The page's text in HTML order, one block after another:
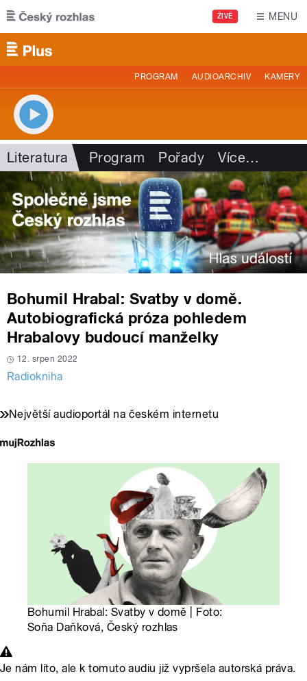
Přejít k hlavnímu obsahu
ŽIVĚ MENU
PROGRAM AUDIOARCHIV KAMERY
Literatura Program Pořady Více…
Bohumil Hrabal: Svatby v domě.
Autobiografická próza pohledem
Hrabalovy budoucí manželky
12. srpen 2022
Radiokniha
Největší audioportál na českém internetu
Bohumil Hrabal: Svatby v domě | Foto:
Soňa Daňková, Český rozhlas
Je nám líto, ale k tomuto audiu již vypršela autorská práva.